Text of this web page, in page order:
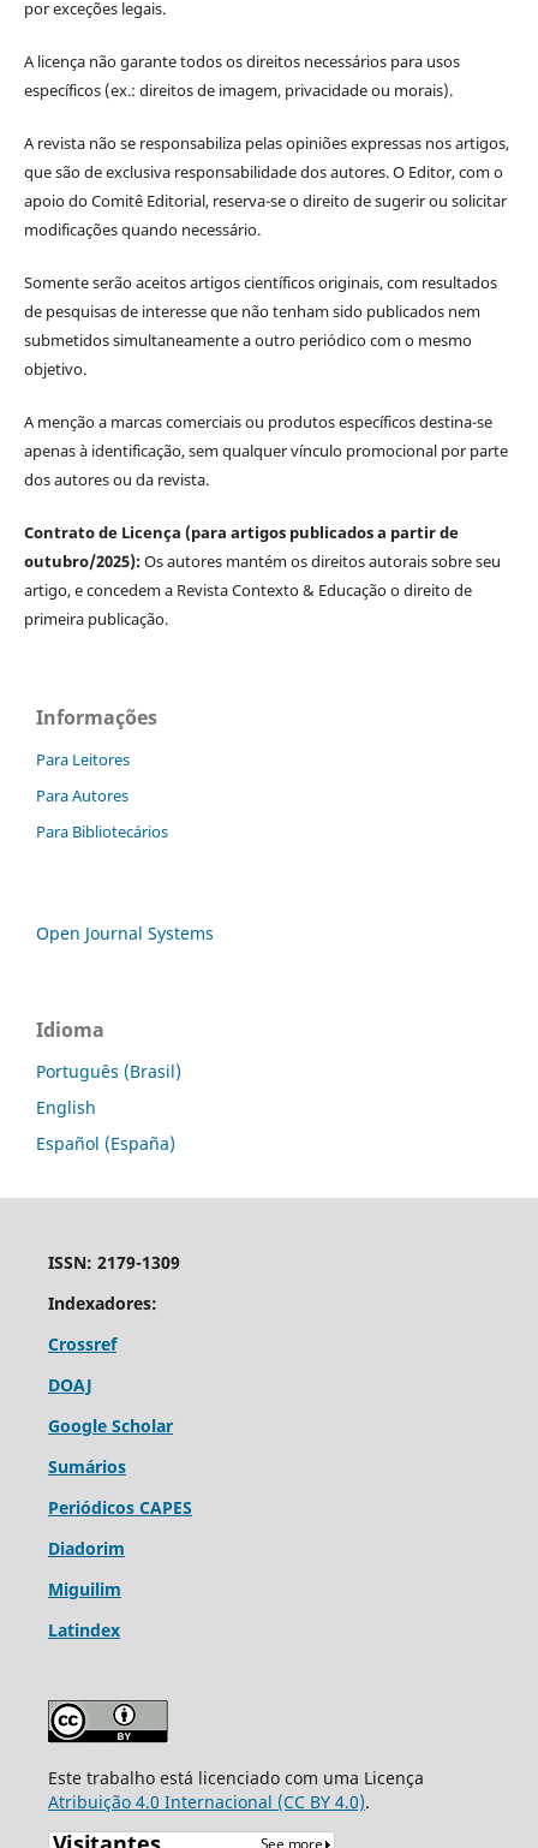
por exceções legais.
A licença não garante todos os direitos necessários para usos
específicos (ex.: direitos de imagem, privacidade ou morais).
A revista não se responsabiliza pelas opiniões expressas nos artigos,
que são de exclusiva responsabilidade dos autores. O Editor, com o
apoio do Comitê Editorial, reserva-se o direito de sugerir ou solicitar
modificações quando necessário.
Somente serão aceitos artigos científicos originais, com resultados
de pesquisas de interesse que não tenham sido publicados nem
submetidos simultaneamente a outro periódico com o mesmo
objetivo.
A menção a marcas comerciais ou produtos específicos destina-se
apenas à identificação, sem qualquer vínculo promocional por parte
dos autores ou da revista.
Contrato de Licença (para artigos publicados a partir de
outubro/2025):Os autores mantém os direitos autorais sobre seu
artigo, e concedem a Revista Contexto & Educação o direito de
primeira publicação.
Informações
Para Leitores
Para Autores
Para Bibliotecários
Open Journal Systems
Idioma
Português (Brasil)
English
Español (España)
ISSN: 2179-1309
Indexadores:
Crossref
DOAJ
Google Scholar
Sumários
Periódicos CAPES
Diadorim
Miguilim
Latindex
Este trabalho está licenciado com uma Licença
Atribuição 4.0 Internacional (CC BY 4.0).